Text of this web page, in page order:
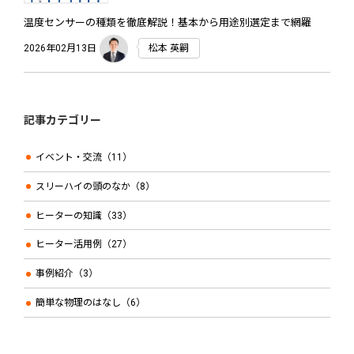
温度センサーの種類を徹底解説！基本から用途別選定まで網羅
2026年02月13日 松本 英嗣
記事カテゴリー
イベント・交流（11）
スリーハイの頭のなか（8）
ヒーターの知識（33）
ヒーター活用例（27）
事例紹介（3）
簡単な物理のはなし（6）